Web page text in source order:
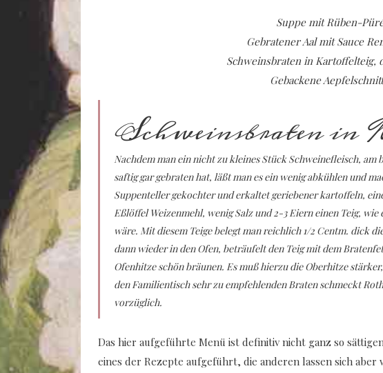
Suppe mit Rüben-
Gebratener Aal mit Sauce
Schweinsbraten in Kartoffelteig,
Gebackene
Schweinsbraten in
Nachdem man ein nicht zu kleines Stück Schweinefleisch, am
saftig gar gebraten hat, läßt man es ein wenig abkühlen und
Suppenteller gekochter und erkaltet geriebener kartoffeln,
Eßlöffel Weizenmehl, wenig Salz und 2-3 Eiern einen Teig,
wäre. Mit diesem Teige belegt man reichlich 1/2 Centm. dick
dann wieder in den Ofen, beträufelt den Teig mit dem
Ofenhitze schön bräunen. Es muß hierzu die Oberhitze
den Familientisch sehr zu empfehlenden Braten schmeckt
vorzüglich.
Das hier aufgeführte Menü ist definitiv nicht ganz so
eines der Rezepte aufgeführt, die anderen lassen sich